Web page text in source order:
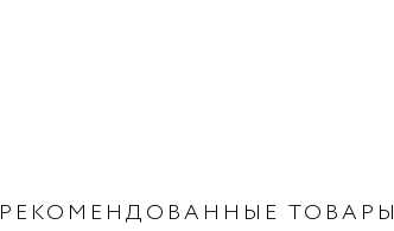
РЕКОМЕНДОВАННЫЕ ТОВАРЫ